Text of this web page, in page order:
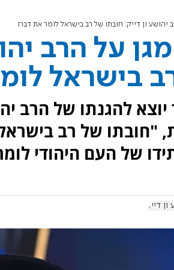
ון דייק: חובתו של רב בישראל לומר את דברו
על הרב
בישראל
להגנתו של הרב
"חובתו של רב
של העם היהודי
דייק